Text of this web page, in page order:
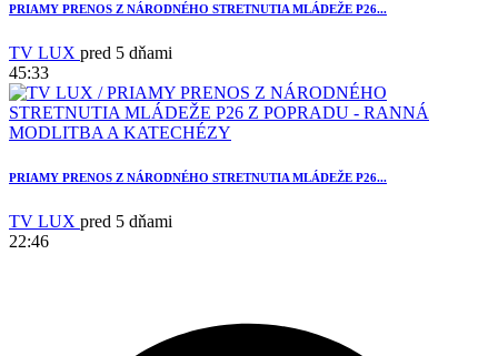
PRIAMY PRENOS Z NÁRODNÉHO STRETNUTIA MLÁDEŽE P26...
TV LUX pred 5 dňami
45:33
PRIAMY PRENOS Z NÁRODNÉHO STRETNUTIA MLÁDEŽE P26...
TV LUX pred 5 dňami
22:46